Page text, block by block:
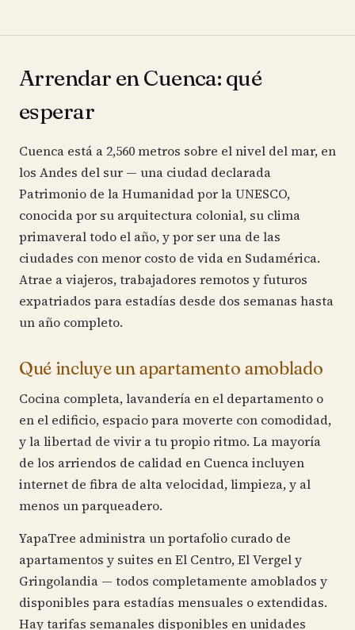
Arrendar en Cuenca: qué
esperar
Cuenca está a 2,560 metros sobre el nivel del mar, en
los Andes del sur — una ciudad declarada
Patrimonio de la Humanidad por la UNESCO,
conocida por su arquitectura colonial, su clima
primaveral todo el año, y por ser una de las
ciudades con menor costo de vida en Sudamérica.
Atrae a viajeros, trabajadores remotos y futuros
expatriados para estadías desde dos semanas hasta
un año completo.
Qué incluye un apartamento amoblado
Cocina completa, lavandería en el departamento o
en el edificio, espacio para moverte con comodidad,
y la libertad de vivir a tu propio ritmo. La mayoría
de los arriendos de calidad en Cuenca incluyen
internet de fibra de alta velocidad, limpieza, y al
menos un parqueadero.
YapaTree administra un portafolio curado de
apartamentos y suites en El Centro, El Vergel y
Gringolandia — todos completamente amoblados y
disponibles para estadías mensuales o extendidas.
Hay tarifas semanales disponibles en unidades